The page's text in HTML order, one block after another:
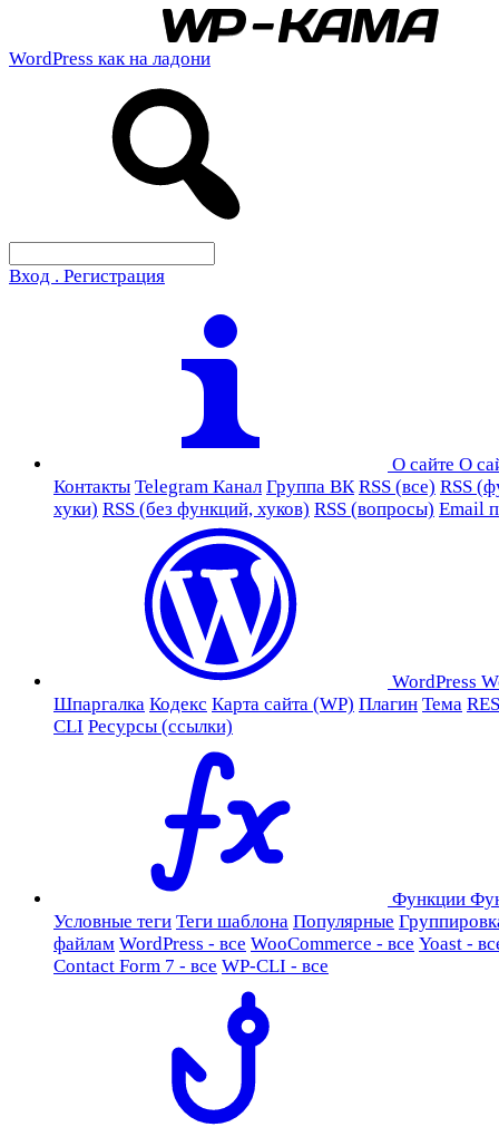
WordPress как на ладони
Вход . Регистрация
О сайте О
Контакты Telegram Канал Группа ВК RSS (все) RSS
хуки) RSS (без функций, хуков) RSS (вопросы) Email
WordPress
Шпаргалка Кодекс Карта сайта (WP) Плагин Тема
CLI Ресурсы (ссылки)
Функции
Условные теги Теги шаблона Популярные
файлам WordPress - все WooCommerce - все Yoast -
Contact Form 7 - все WP-CLI - все